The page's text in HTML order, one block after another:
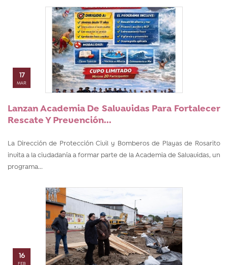
17
MAR
Lanzan Academia De Salvavidas Para Fortalecer
Rescate Y Prevención...
La Dirección de Protección Civil y Bomberos de Playas de Rosarito
invita a la ciudadanía a formar parte de la Academia de Salvavidas, un
programa...
16
FEB